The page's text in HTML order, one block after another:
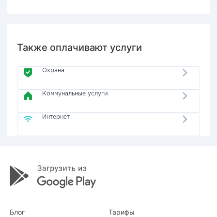
Также оплачивают услуги
Охрана
Коммунальные услуги
Интернет
Блог Тарифы